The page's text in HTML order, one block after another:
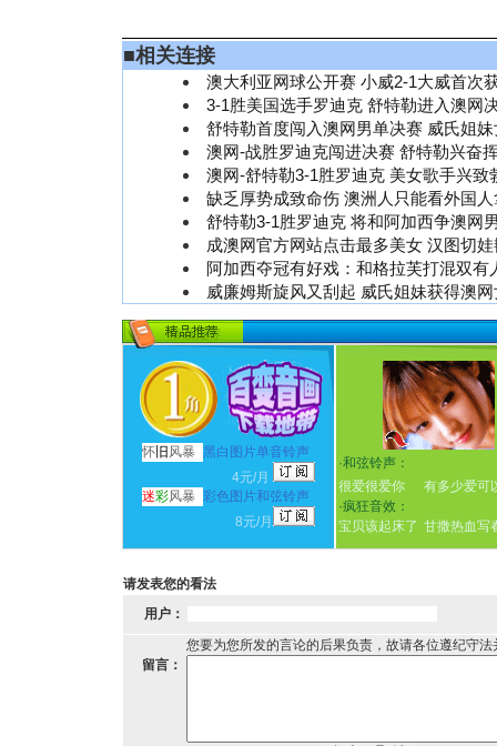
■相关连接
澳大利亚网球公开赛 小威2-1大威首次
3-1胜美国选手罗迪克 舒特勒进入澳网
舒特勒首度闯入澳网男单决赛 威氏姐
澳网-战胜罗迪克闯进决赛 舒特勒兴奋
澳网-舒特勒3-1胜罗迪克 美女歌手兴致
缺乏厚势成致命伤 澳洲人只能看外国
舒特勒3-1胜罗迪克 将和阿加西争澳网
成澳网官方网站点击最多美女 汉图切
阿加西夺冠有好戏：和格拉芙打混双有
威廉姆斯旋风又刮起 威氏姐妹获得澳
怀 旧 风暴
黑白图片单音铃声
4元/月
迷彩风暴 彩色图片和弦铃声
8元/月
·和弦铃声：
很爱很爱你
有多少爱可
·疯狂音效：
宝贝该起床了 甘撒热血写
请发表您的看法
用户：
您要为您所发的言论的后果负责，故请各位遵纪守
留言：